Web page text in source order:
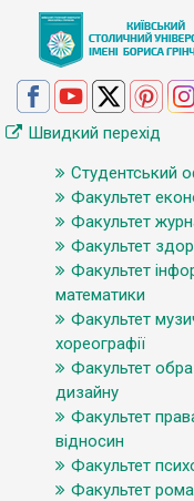
Швидкий перехід
Студентський
Факультет
Факультет
Факультет
Факультет
математики
Факультет
хореографії
Факультет
дизайну
Факультет
відносин
Факультет
Факультет